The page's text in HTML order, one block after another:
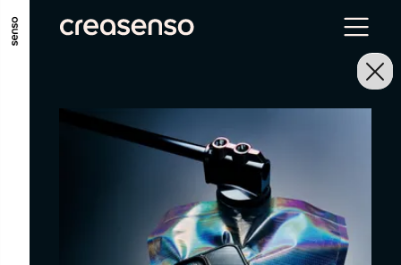
ALLER AU CONTENU PRINCIPAL